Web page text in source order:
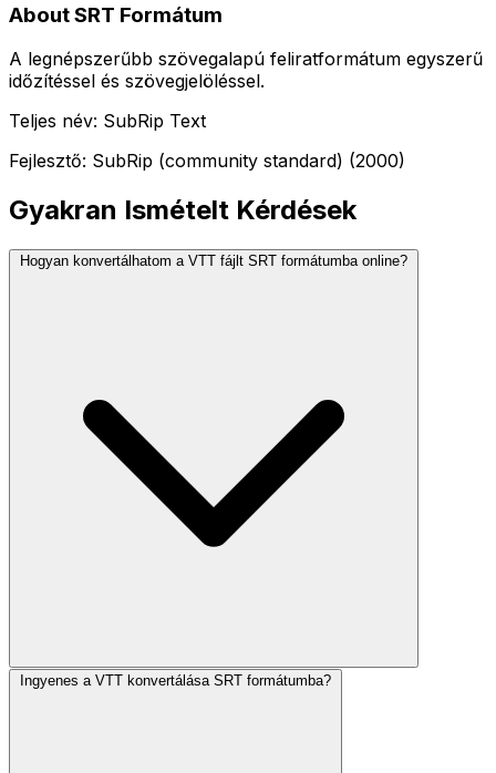
About SRT Formátum
A legnépszerűbb szövegalapú feliratformátum egyszerű
időzítéssel és szövegjelöléssel.
Teljes név: SubRip Text
Fejlesztő: SubRip (community standard) (2000)
Gyakran Ismételt Kérdések
Hogyan konvertálhatom a VTT fájlt SRT formátumba online?
Ingyenes a VTT konvertálása SRT formátumba?